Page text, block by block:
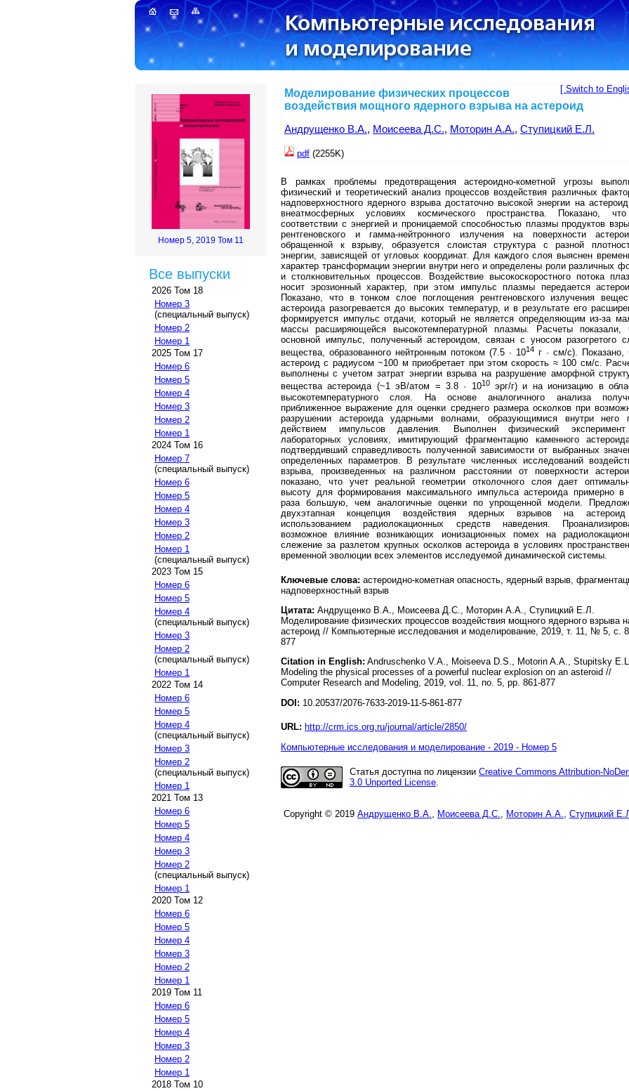
Номер 5, 2019 Том 11
Все выпуски
2026 Том 18
Номер 3
(специальный выпуск)
Номер 2
Номер 1
2025 Том 17
Номер 6
Номер 5
Номер 4
Номер 3
Номер 2
Номер 1
2024 Том 16
Номер 7
(специальный выпуск)
Номер 6
Номер 5
Номер 4
Номер 3
Номер 2
Номер 1
(специальный выпуск)
2023 Том 15
Номер 6
Номер 5
Номер 4
(специальный выпуск)
Номер 3
Номер 2
(специальный выпуск)
Номер 1
2022 Том 14
Номер 6
Номер 5
Номер 4
(специальный выпуск)
Номер 3
Номер 2
(специальный выпуск)
Номер 1
2021 Том 13
Номер 6
Номер 5
Номер 4
Номер 3
Номер 2
(специальный выпуск)
Номер 1
2020 Том 12
Номер 6
Номер 5
Номер 4
Номер 3
Номер 2
Номер 1
2019 Том 11
Номер 6
Номер 5
Номер 4
Номер 3
Номер 2
Номер 1
2018 Том 10
[ Switch to
Моделирование физических процессов
воздействия мощного ядерного взрыва на астероид
Андрущенко В.А., Моисеева Д.С., Моторин А.А., Ступицкий Е.Л.
pdf (2255K)
В рамках проблемы предотвращения астероидно-кометной угрозы
физический и теоретический анализ процессов воздействия различных
надповерхностного ядерного взрыва достаточно высокой энергии на
внеатмосферных условиях космического пространства. Показано,
соответствии с энергией и проницаемой способностью плазмы продуктов
рентгеновского и гамма-нейтронного излучения на поверхности
обращенной к взрыву, образуется слоистая структура с разной
энергии, зависящей от угловых координат. Для каждого слоя выяснен
характер трансформации энергии внутри него и определены роли различных
и столкновительных процессов. Воздействие высокоскоростного потока
носит эрозионный характер, при этом импульс плазмы передается
Показано, что в тонком слое поглощения рентгеновского излучения
астероида разогревается до высоких температур, и в результате его
формируется импульс отдачи, который не является определяющим из-за
массы расширяющейся высокотемпературной плазмы. Расчеты показали,
основной импульс, полученный астероидом, связан с уносом разогретого
вещества, образованного нейтронным потоком (7.5 · 1014 г · см/с). Показано,
астероид с радиусом ~100 м приобретает при этом скорость ≈ 100 см/с.
выполнены с учетом затрат энергии взрыва на разрушение аморфной
вещества астероида (~1 эВ/атом = 3.8 · 1010эрг/г) и на ионизацию в
высокотемпературного слоя. На основе аналогичного анализа
приближенное выражение для оценки среднего размера осколков при
разрушении астероида ударными волнами, образующимися внутри него
действием импульсов давления. Выполнен физический
лабораторных условиях, имитирующий фрагментацию каменного
подтвердивший справедливость полученной зависимости от выбранных
определенных параметров. В результате численных исследований
взрыва, произведенных на различном расстоянии от поверхности
показано, что учет реальной геометрии отколочного слоя дает
высоту для формирования максимального импульса астероида примерно в
раза большую, чем аналогичные оценки по упрощенной модели.
двухэтапная концепция воздействия ядерных взрывов на
использованием радиолокационных средств наведения.
возможное влияние возникающих ионизационных помех на
слежение за разлетом крупных осколков астероида в условиях
временной эволюции всех элементов исследуемой динамической системы.
Ключевые слова: астероидно-кометная опасность, ядерный взрыв,
надповерхностный взрыв
Цитата: Андрущенко В.А., Моисеева Д.С., Моторин А.А., Ступицкий Е.Л.
Моделирование физических процессов воздействия мощного ядерного взрыва
астероид // Компьютерные исследования и моделирование, 2019, т. 11, № 5, с.
877
Citation in English: Andruschenko V.A., Moiseeva D.S., Motorin A.A., Stupitsky
Modeling the physical processes of a powerful nuclear explosion on an asteroid //
Computer Research and Modeling, 2019, vol. 11, no. 5, pp. 861-877
DOI: 10.20537/2076-7633-2019-11-5-861-877
URL: http://crm.ics.org.ru/journal/article/2850/
Компьютерные исследования и моделирование - 2019 - Номер 5
Статья доступна по лицензии Creative Commons Attribution-
3.0 Unported License
Copyright © 2019 Андрущенко В.А. Моисеева Д.С. Моторин А.А. Ступицкий